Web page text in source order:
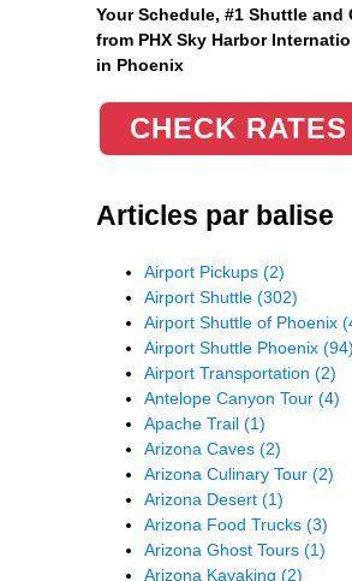
Your Schedule, #1 Shuttle and
from PHX Sky Harbor
in Phoenix
CHECK RATES
Articles par balise
Airport Pickups (2)
Airport Shuttle (302)
Airport Shuttle of Phoenix
Airport Shuttle Phoenix (94)
Airport Transportation (2)
Antelope Canyon Tour (4)
Apache Trail (1)
Arizona Caves (2)
Arizona Culinary Tour (2)
Arizona Desert (1)
Arizona Food Trucks (3)
Arizona Ghost Tours (1)
Arizona Kayaking (2)